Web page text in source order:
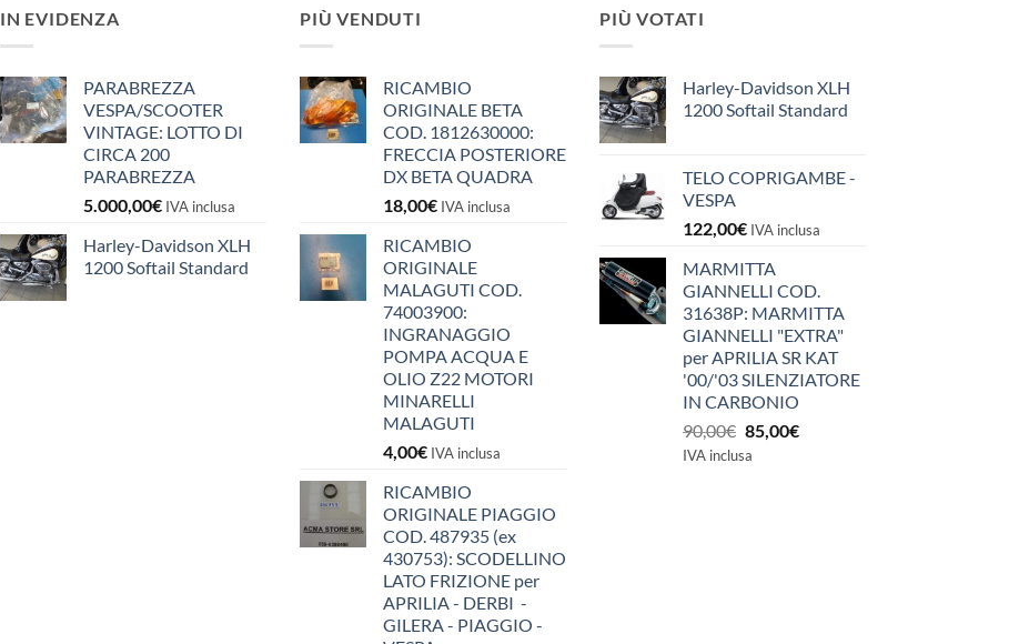
IN EVIDENZA
PARABREZZA
VESPA/SCOOTER
VINTAGE: LOTTO DI
CIRCA 200
PARABREZZA
5.000,00€ IVA inclusa
Harley-Davidson XLH
1200 Softail Standard
PIÙ VENDUTI
RICAMBIO
ORIGINALE BETA
COD. 1812630000:
FRECCIA POSTERIORE
DX BETA QUADRA
18,00€ IVA inclusa
RICAMBIO
ORIGINALE
MALAGUTI COD.
74003900:
INGRANAGGIO
POMPA ACQUA E
OLIO Z22 MOTORI
MINARELLI
MALAGUTI
4,00€ IVA inclusa
RICAMBIO
ORIGINALE PIAGGIO
COD. 487935 (ex
430753): SCODELLINO
LATO FRIZIONE per
APRILIA - DERBI -
GILERA - PIAGGIO -
PIÙ VOTATI
Harley-Davidson XLH
1200 Softail Standard
TELO COPRIGAMBE -
VESPA
122,00€ IVA inclusa
MARMITTA
GIANNELLI COD.
31638P: MARMITTA
GIANNELLI "EXTRA"
per APRILIA SR KAT
'00/'03 SILENZIATORE
IN CARBONIO
90,00€ Il
prezzo
85,00€Il
IVA inclusa